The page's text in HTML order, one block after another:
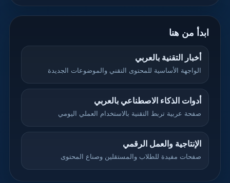
ابدأ من هنا
أخبار التقنية بالعربي
الواجهة الأساسية للمحتوى التقني والموضوعات الجديدة
أدوات الذكاء الاصطناعي بالعربي
صفحة عربية تربط التقنية بالاستخدام العملي اليومي
الإنتاجية والعمل الرقمي
صفحات مفيدة للطلاب والمستقلين وصناع المحتوى